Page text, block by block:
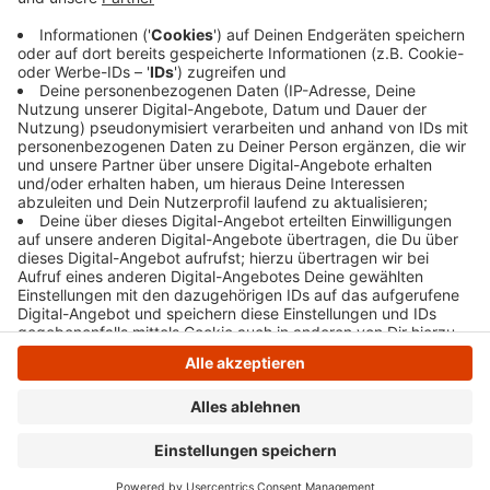
Veröffentlicht:Montag, 23.12.2024 07:02
Anzeige
Anzeige